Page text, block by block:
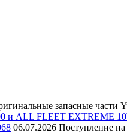
запасные части
и ALL FLEET EXTREME
06.07.2026 Поступление на